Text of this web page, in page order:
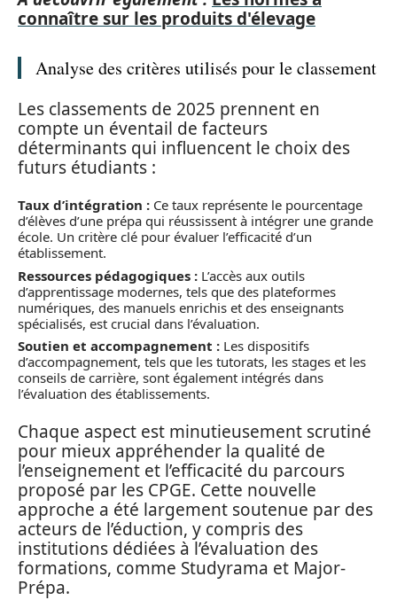
connaître sur les produits d'élevage
Analyse des critères utilisés pour le classement
Les classements de 2025 prennent en
compte un éventail de facteurs
déterminants qui influencent le choix des
futurs étudiants :
Taux d’intégration : Ce taux représente le pourcentage
d’élèves d’une prépa qui réussissent à intégrer une grande
école. Un critère clé pour évaluer l’efficacité d’un
établissement.
Ressources pédagogiques : L’accès aux outils
d’apprentissage modernes, tels que des plateformes
numériques, des manuels enrichis et des enseignants
spécialisés, est crucial dans l’évaluation.
Soutien et accompagnement : Les dispositifs
d’accompagnement, tels que les tutorats, les stages et les
conseils de carrière, sont également intégrés dans
l’évaluation des établissements.
Chaque aspect est minutieusement scrutiné
pour mieux appréhender la qualité de
l’enseignement et l’efficacité du parcours
proposé par les CPGE. Cette nouvelle
approche a été largement soutenue par des
acteurs de l’éduction, y compris des
institutions dédiées à l’évaluation des
formations, comme Studyrama et Major-
Prépa.